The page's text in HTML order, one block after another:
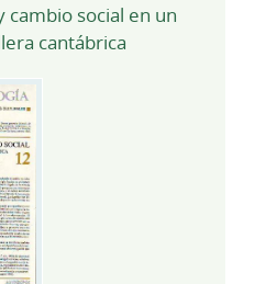
cambio social en un
cantábrica